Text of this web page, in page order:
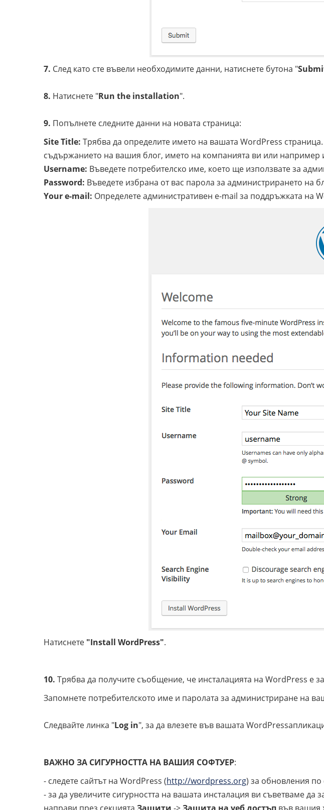
7. След като сте въвели необходимите данни, натиснете бутона "
8. Натиснете "Run the installation".
9. Попълнете следните данни на новата страница:
Site Title: Трябва да определите името на вашата WordPress
съдържанието на вашия блог, името на компанията ви или например
Username: Въведете потребителско име, което ще използвате за
Password: Въведете избрана от вас парола за администрирането на
Your e-mail: Определете административен e-mail за поддръжката на
Натиснете "Install WordPress".
10. Трябва да получите съобщение, че инсталацията на WordPress е
Запомнете потребителското име и паролата за администриране на
Следвайте линка "Log in", за да влезете във вашата WordPress
ВАЖНО ЗА СИГУРНОСТТА НА ВАШИЯ СОФТУЕР:
- следете сайтът на WordPress (http://wordpress.org) за обновления по
- за да увеличите сигурността на вашата инсталация ви съветваме